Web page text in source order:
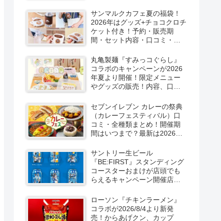
状況、口コミ、売り切れまと
め！
サンマルクカフェ夏の福袋！
2026年はグッズ+チョコクロチ
ケット付き！予約・販売期
間・セット内容・口コミ・中
丸亀製麺『すみっコぐらし』
コラボのキャンペーンが2026
年夏より開催！限定メニュー
やグッズの販売！内容、口コ
トも！
セブンイレブン カレーの祭典
（カレーフェスティバル）口
コミ・全種類まとめ！開催期
間はいつまで？最新は2026年8
実施！
サントリー生ビール
『BE:FIRST』スタンディング
コースターおまけが店頭でも
らえるキャンペーン開催店は
定で6種類！見分け方！セブ
ン、ファミマ、ローソン、デ
イリーヤマザキ、ミニストッ
ローソン『チキンラーメン』
コラボが2026/8/4より新発
売！からあげクン、カップ